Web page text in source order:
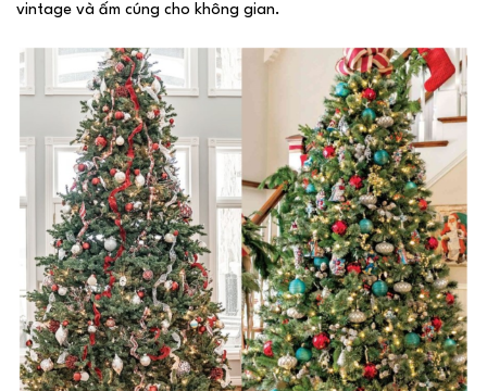
vintage và ấm cúng cho không gian.